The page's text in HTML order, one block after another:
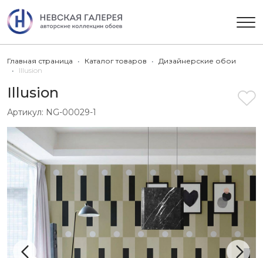
Главная страница Каталог товаров
Дизайнерские обои
Illusion
Illusion
Артикул: NG-00029-1